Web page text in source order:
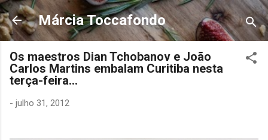
Pular para o conteúdo principal
Márcia Toccafondo
Os maestros Dian Tchobanov e João
Carlos Martins embalam Curitiba nesta
terça-feira...
- julho 31, 2012